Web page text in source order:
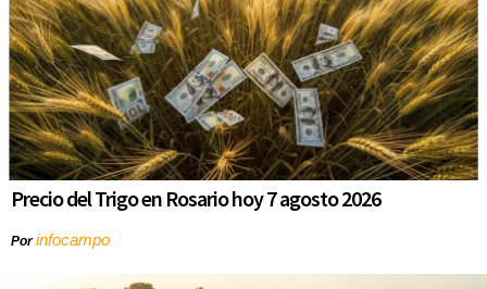
Precio del Trigo en Rosario hoy 7 agosto 2026
Porinfocampo